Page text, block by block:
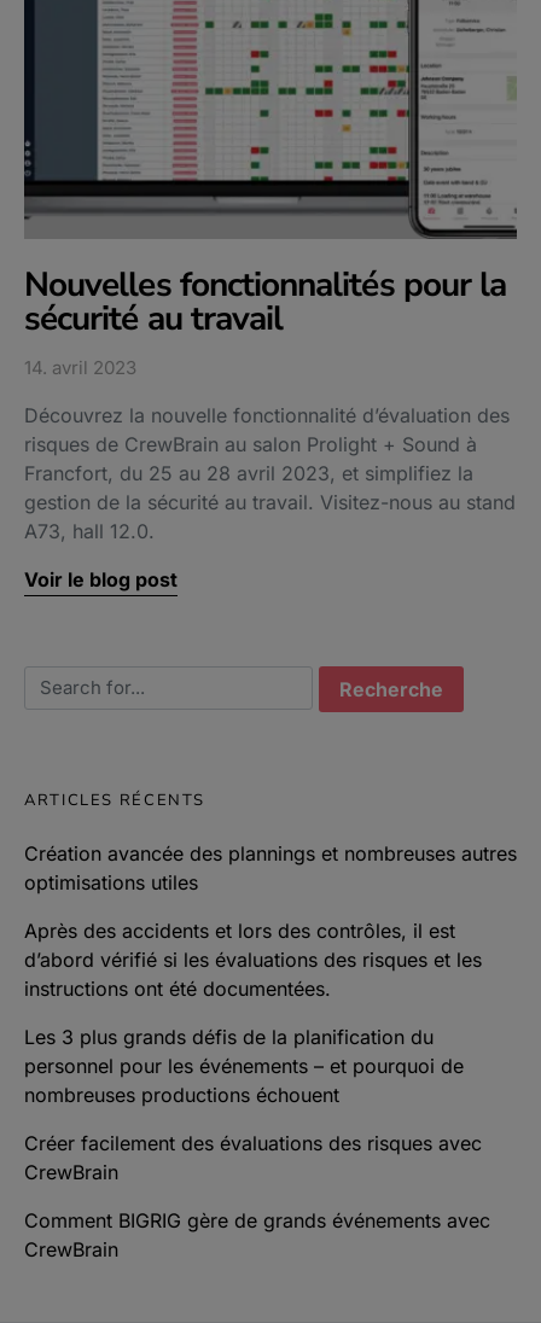
Nouvelles fonctionnalités pour la
sécurité au travail​
14. avril 2023
Découvrez la nouvelle fonctionnalité d’évaluation des
risques de CrewBrain au salon Prolight + Sound à
Francfort, du 25 au 28 avril 2023, et simplifiez la
gestion de la sécurité au travail. Visitez-nous au stand
A73, hall 12.0.
Voir le blog post
Search for:
ARTICLES RÉCENTS
Création avancée des plannings et nombreuses autres
optimisations utiles
Après des accidents et lors des contrôles, il est
d’abord vérifié si les évaluations des risques et les
instructions ont été documentées.
Les 3 plus grands défis de la planification du
personnel pour les événements – et pourquoi de
nombreuses productions échouent
Créer facilement des évaluations des risques avec
CrewBrain
Comment BIGRIG gère de grands événements avec
CrewBrain